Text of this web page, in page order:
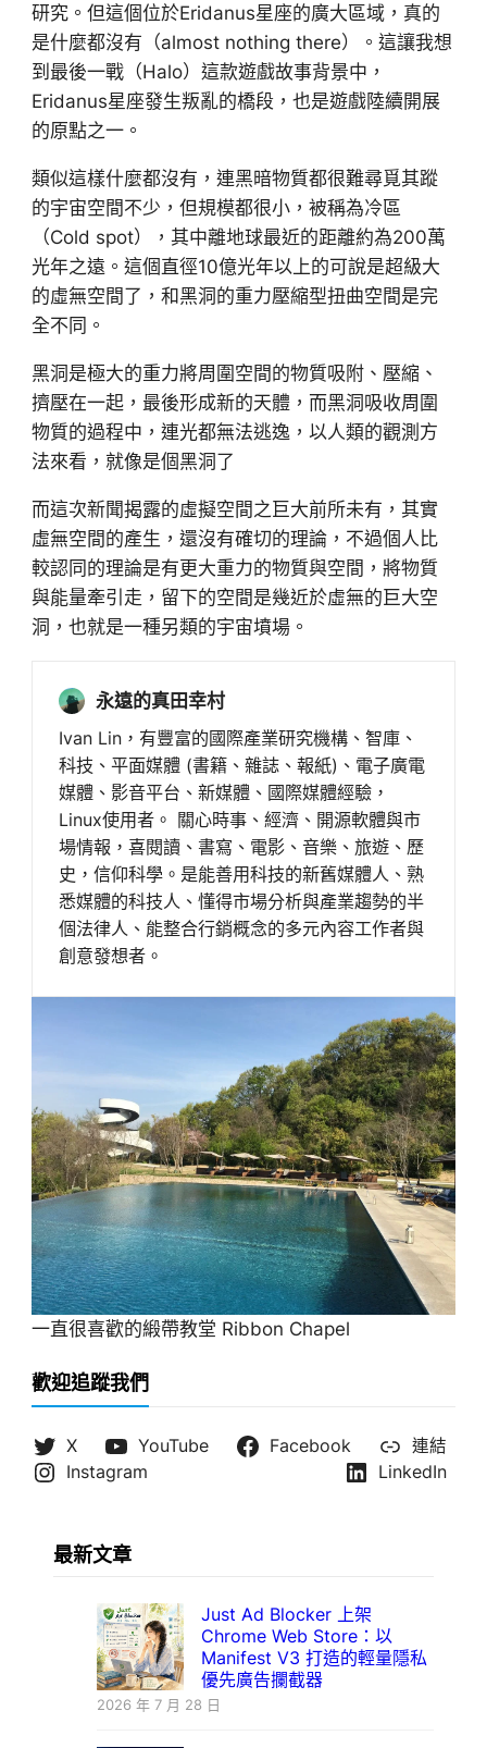
研究。但這個位於Eridanus星座的廣大區域，真的
是什麼都沒有（almost nothing there）。這讓我想
到最後一戰（Halo）這款遊戲故事背景中，
Eridanus星座發生叛亂的橋段，也是遊戲陸續開展
的原點之一。
類似這樣什麼都沒有，連黑暗物質都很難尋覓其蹤
的宇宙空間不少，但規模都很小，被稱為冷區
（Cold spot），其中離地球最近的距離約為200萬
光年之遠。這個直徑10億光年以上的可說是超級大
的虛無空間了，和黑洞的重力壓縮型扭曲空間是完
全不同。
黑洞是極大的重力將周圍空間的物質吸附、壓縮、
擠壓在一起，最後形成新的天體，而黑洞吸收周圍
物質的過程中，連光都無法逃逸，以人類的觀測方
法來看，就像是個黑洞了
而這次新聞揭露的虛擬空間之巨大前所未有，其實
虛無空間的產生，還沒有確切的理論，不過個人比
較認同的理論是有更大重力的物質與空間，將物質
與能量牽引走，留下的空間是幾近於虛無的巨大空
洞，也就是一種另類的宇宙墳場。
永遠的真田幸村
Ivan Lin，有豐富的國際產業研究機構、智庫、
科技、平面媒體 (書籍、雜誌、報紙)、電子廣電
媒體、影音平台、新媒體、國際媒體經驗，
Linux使用者。 關心時事、經濟、開源軟體與市
場情報，喜閱讀、書寫、電影、音樂、旅遊、歷
史，信仰科學。是能善用科技的新舊媒體人、熟
悉媒體的科技人、懂得市場分析與產業趨勢的半
個法律人、能整合行銷概念的多元內容工作者與
創意發想者。
一直很喜歡的緞帶教堂 Ribbon Chapel
歡迎追蹤我們
X YouTube Facebook
連結
Instagram
LinkedIn
最新文章
Just Ad Blocker 上架
Chrome Web Store：以
Manifest V3 打造的輕量隱私
優先廣告攔截器
2026 年 7 月 28 日